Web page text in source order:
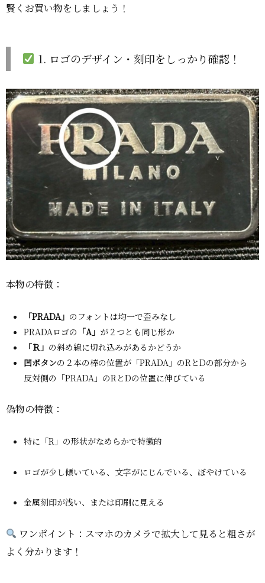
賢くお買い物をしましょう！
1. ロゴのデザイン・刻印をしっかり確認！
本物の特徴：
「PRADA」 のフォントは均一で歪みなし
PRADAロゴの 「A」 が２つとも同じ形か
「Ｒ」 の斜め線に切れ込みがあるかどうか
凹ボタンの２本の棒の位置が「PRADA」のRとDの部分から
反対側の「PRADA」のRとDの位置に伸びている
偽物の特徴：
特に「R」の形状がなめらかで特徴的
ロゴが少し傾いている、文字がにじんでいる、ぼやけている
金属刻印が浅い、または印刷に見える
ワンポイント：スマホのカメラで拡大して見ると粗さが
よく分かります！